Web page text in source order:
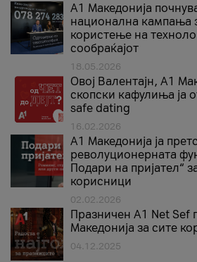
A1 Македонија
национална кампања
користење на
сообраќајот
18.05.2026
Овој Валентајн, A1
скопски кафулиња ја
safe dating
16.02.2026
А1 Македонија ја
револуционерната
Подари на пријател“
корисници
02.02.2026
Празничен A1 Net Sеf
Македонија за сите
04.12.2025